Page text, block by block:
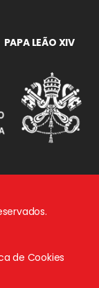
PAPA LEÃO XIV
de Cookies